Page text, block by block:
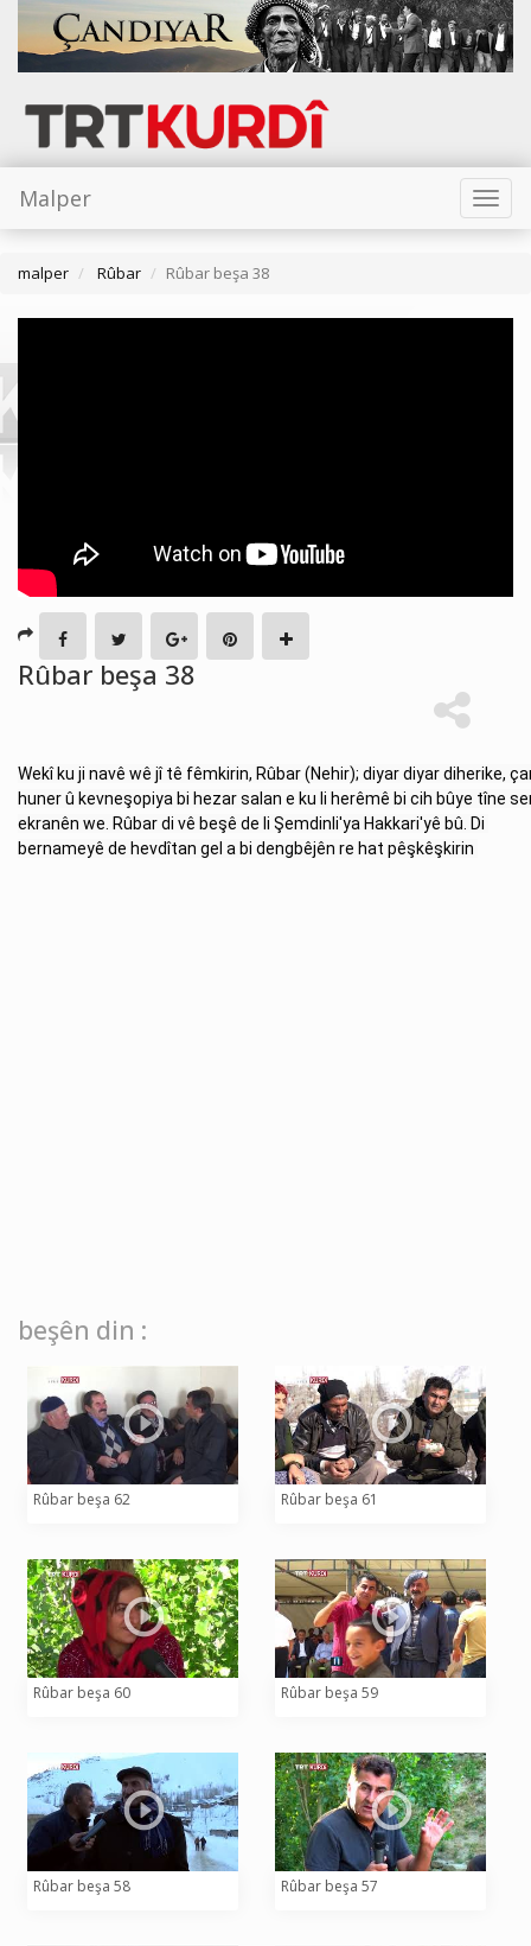
Toggle
Malper
malper Rûbar Rûbar beşa 38
Rûbar beşa 38
Wekî ku ji navê wê jî tê fêmkirin, Rûbar (Nehir); diyar diyar diherike,
huner û kevneşopiya bi hezar salan e ku li herêmê bi cih bûye tîne
ekranên we. Rûbar di vê beşê de li Şemdinli'ya Hakkari'yê bû. Di
bernameyê de hevdîtan gel a bi dengbêjên re hat pêşkêşkirin
beşên din :
Rûbar beşa 62 Rûbar beşa 61
Rûbar beşa 60 Rûbar beşa 59
Rûbar beşa 58 Rûbar beşa 57